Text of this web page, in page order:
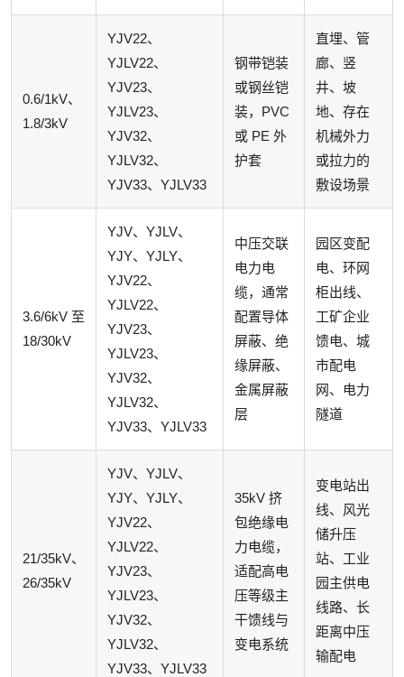
0.6/1kV、
1.8/3kV
YJV22、
YJLV22、
YJV23、
YJLV23、
YJV32、
YJLV32、
YJV33、YJLV33
钢带铠装
或钢丝铠
装，PVC
或 PE 外
护套
直埋、管
廊、竖
井、坡
地、存在
机械外力
或拉力的
敷设场景
3.6/6kV 至
18/30kV
YJV、YJLV、
YJY、YJLY、
YJV22、
YJLV22、
YJV23、
YJLV23、
YJV32、
YJLV32、
YJV33、YJLV33
中压交联
电力电
缆，通常
配置导体
屏蔽、绝
缘屏蔽、
金属屏蔽
层
园区变配
电、环网
柜出线、
工矿企业
馈电、城
市配电
网、电力
隧道
21/35kV、
26/35kV
YJV、YJLV、
YJY、YJLY、
YJV22、
YJLV22、
YJV23、
YJLV23、
YJV32、
YJLV32、
YJV33、YJLV33
35kV 挤
包绝缘电
力电缆，
适配高电
压等级主
干馈线与
变电系统
变电站出
线、风光
储升压
站、工业
园主供电
线路、长
距离中压
输配电